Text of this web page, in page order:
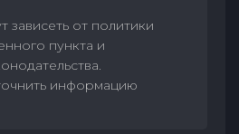
зависеть от политики
пункта и
информацию